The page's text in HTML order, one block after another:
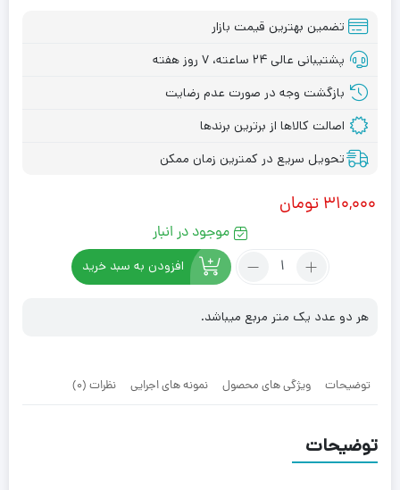
تضمین بهترین قیمت بازار
پشتیبانی عالی ۲۴ ساعته، ۷ روز هفته
بازگشت وجه در صورت عدم رضایت
اصالت کالاها از برترین برندها
تحویل سریع در کمترین زمان ممکن
۳۱۰,۰۰۰ تومان
موجود در انبار
تعداد:
پشت
آجر
انتیک
افزودن به سبد خرید
هر دو عدد یک متر مربع میباشد.
توضیحات ویژگی های محصول نمونه های اجرایی نظرات (0)
توضیحات